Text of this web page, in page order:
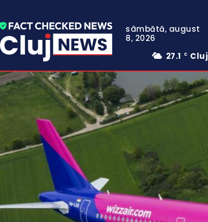
sâmbătă, august
8, 2026
27.1
C Cluj